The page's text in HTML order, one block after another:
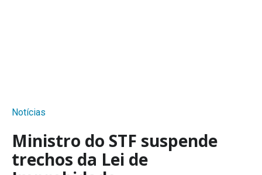
Notícias
Ministro do STF suspende
trechos da Lei de